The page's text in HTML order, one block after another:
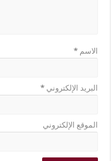
الاسم*
البريد الإلكتروني*
الموقع الإلكتروني